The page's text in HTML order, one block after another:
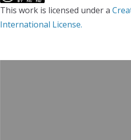
This work is licensed under a
International License.